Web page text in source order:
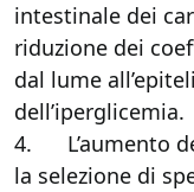
intestinale dei
riduzione dei
dal lume
dell’iperglicemia.
4. L’aumento
la selezione di